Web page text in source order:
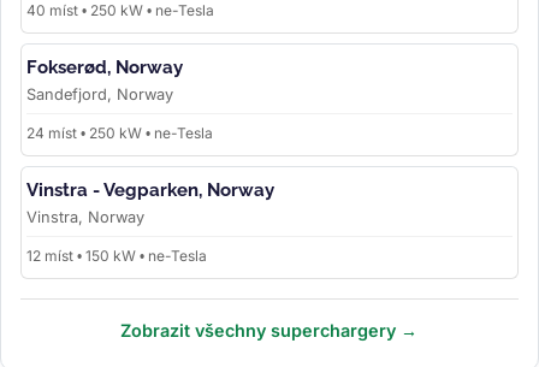
40 míst • 250 kW • ne-Tesla
Fokserød, Norway
Sandefjord, Norway
24 míst • 250 kW • ne-Tesla
Vinstra - Vegparken, Norway
Vinstra, Norway
12 míst • 150 kW • ne-Tesla
Zobrazit všechny superchargery →